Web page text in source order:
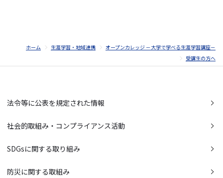
ホーム 生涯学習・地域連携
オープンカレッジ －大学で学べる生涯学習講座－
受講生の方へ
法令等に公表を規定された情報
社会的取組み・コンプライアンス活動
SDGsに関する取り組み
防災に関する取組み